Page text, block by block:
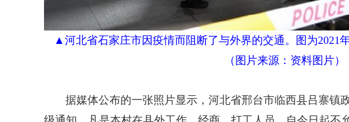
▲ 河北省石家庄市因疫情而阻断了与外界的交通。图为2021
（ 图片来源： 资料图片）
据媒体公布的一张照片显示，河北省邢台市临西县吕寨镇